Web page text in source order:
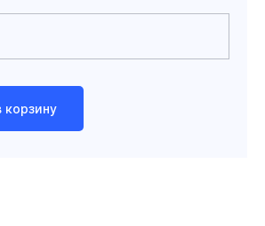
корзину